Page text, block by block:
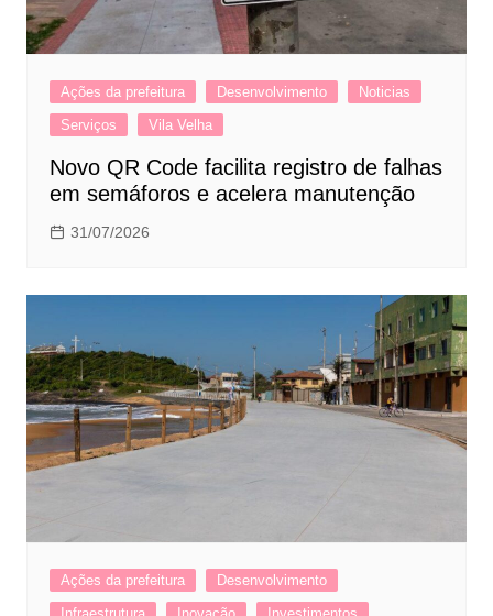
Ações da prefeitura Desenvolvimento
Noticias
Serviços
Vila Velha
Novo QR Code facilita registro de falhas
em semáforos e acelera manutenção
31/07/2026
Ações da prefeitura
Desenvolvimento